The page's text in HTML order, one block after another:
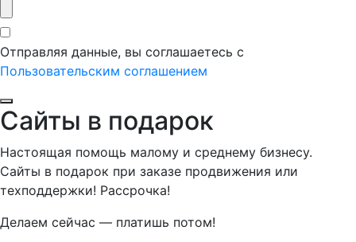
Отправляя данные, вы соглашаетесь с
Пользовательским соглашением
Сайты в подарок
Настоящая помощь малому и среднему бизнесу.
Сайты в подарок при заказе продвижения или
техподдержки! Рассрочка!
Делаем сейчас — платишь потом!